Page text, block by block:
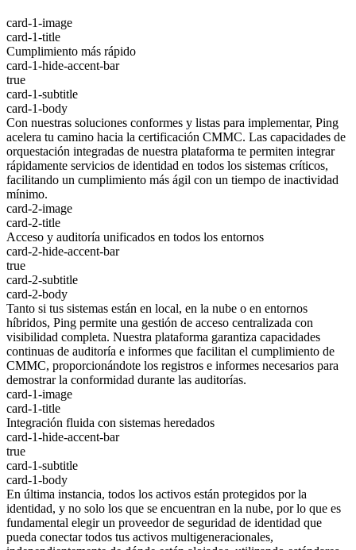
card-1-image
card-1-title
Cumplimiento más rápido
card-1-hide-accent-bar
true
card-1-subtitle
card-1-body
Con nuestras soluciones conformes y listas para implementar, Ping
acelera tu camino hacia la certificación CMMC. Las capacidades de
orquestación integradas de nuestra plataforma te permiten integrar
rápidamente servicios de identidad en todos los sistemas críticos,
facilitando un cumplimiento más ágil con un tiempo de inactividad
mínimo.
card-2-image
card-2-title
Acceso y auditoría unificados en todos los entornos
card-2-hide-accent-bar
true
card-2-subtitle
card-2-body
Tanto si tus sistemas están en local, en la nube o en entornos
híbridos, Ping permite una gestión de acceso centralizada con
visibilidad completa. Nuestra plataforma garantiza capacidades
continuas de auditoría e informes que facilitan el cumplimiento de
CMMC, proporcionándote los registros e informes necesarios para
demostrar la conformidad durante las auditorías.
card-1-image
card-1-title
Integración fluida con sistemas heredados
card-1-hide-accent-bar
true
card-1-subtitle
card-1-body
En última instancia, todos los activos están protegidos por la
identidad, y no solo los que se encuentran en la nube, por lo que es
fundamental elegir un proveedor de seguridad de identidad que
pueda conectar todos tus activos multigeneracionales,